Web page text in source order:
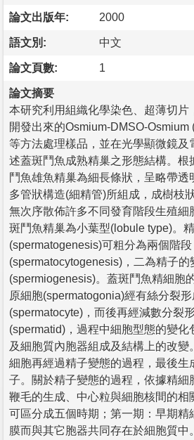
論文出版年: 2000
語文別: 中文
論文頁數: 1
論文摘要
本研究利用組織化學染色、超薄切片
開發出來的Osmium-DMSO-Osmium
等方法處理樣品，並在光學顯微鏡及
述蓋斑鬥魚成熟精巢之形態結構。根
鬥魚雄魚精巢為細長條狀，呈略帶
多管狀構造(細精管)所組成，成樹枝
無次序散佈許多不同發育階段生殖細
斑鬥魚精巢為小葉型(lobule type)。
(spermatogenesis)可粗分為兩個階
(spermatocytogenesis)，二為精子的
(spermiogenesis)。蓋斑鬥魚精細胞
原細胞(spermatogonia)經有絲分裂
(spermatocyte)，而後再經減數分裂
(spermatid)，過程中細胞型態的變化
及細胞質內胞器組成及結構上的改
細胞再經過精子變態的過程，最後生
子。關於精子變態的過程，依據精細
鞭毛的生成、中心粒與細胞核間的相
可區分成五個時期；第一期：早期精
膜而與其它胞器共同存在於細胞質中